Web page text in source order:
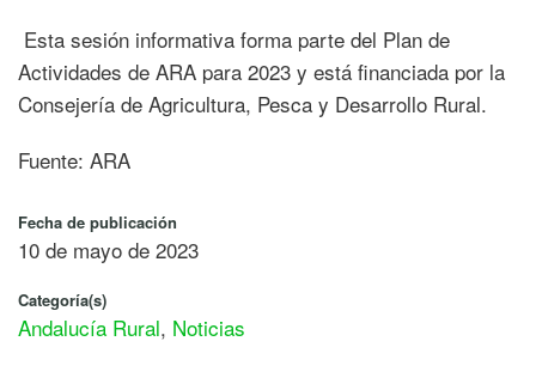
Esta sesión informativa forma parte del Plan de
Actividades de ARA para 2023 y está financiada por la
Consejería de Agricultura, Pesca y Desarrollo Rural.
Fuente: ARA
Fecha de publicación
10 de mayo de 2023
Categoría(s)
Andalucía Rural, Noticias